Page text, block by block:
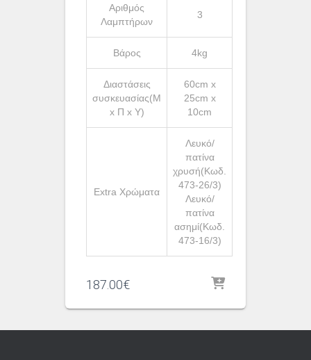
Αριθμός
Λαμπτήρων
3
Βάρος 4kg
Διαστάσεις
συσκευασίας(Μ
x Π x Υ)
60cm x
25cm x
10cm
Extra Χρώματα
Λευκό/
πατίνα
χρυσή(Κωδ.
473-26/3)
Λευκό/
πατίνα
ασημί(Κωδ.
473-16/3)
187.00€